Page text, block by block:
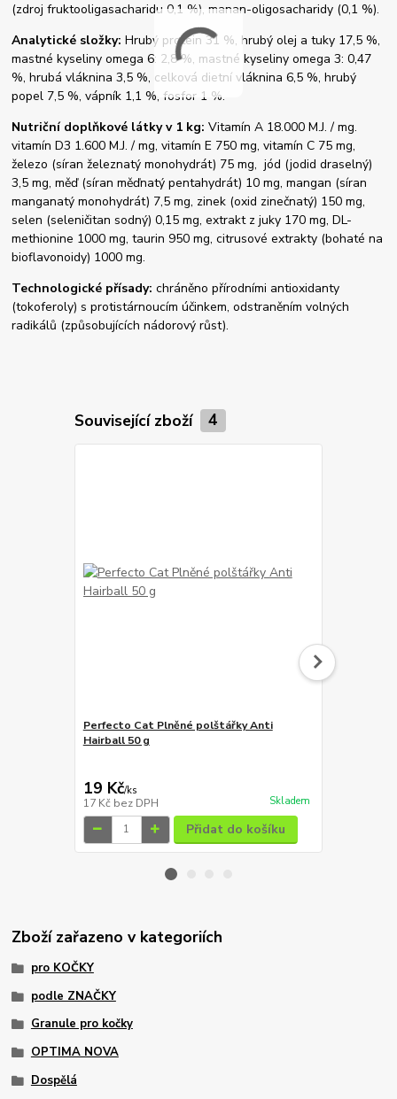
(zdroj fruktooligasacharidu 0,1 %), manan-oligosacharidy (0,1 %).
Analytické složky: Hrubý protein 31 %, hrubý olej a tuky 17,5 %,
mastné kyseliny omega 6: 2,8 %, mastné kyseliny omega 3: 0,47
%, hrubá vláknina 3,5 %, celková dietní vláknina 6,5 %, hrubý
popel 7,5 %, vápník 1,1 %, fosfor 1 %.
Nutriční doplňkové látky v 1 kg: Vitamín A 18.000 M.J. / mg.
vitamín D3 1.600 M.J. / mg, vitamín E 750 mg, vitamín C 75 mg,
železo (síran železnatý monohydrát) 75 mg, jód (jodid draselný)
3,5 mg, měď (síran měďnatý pentahydrát) 10 mg, mangan (síran
manganatý monohydrát) 7,5 mg, zinek (oxid zinečnatý) 150 mg,
selen (seleničitan sodný) 0,15 mg, extrakt z juky 170 mg, DL-
methionine 1000 mg, taurin 950 mg, citrusové extrakty (bohaté na
bioflavonoidy) 1000 mg.
Technologické přísady: chráněno přírodními antioxidanty
(tokoferoly) s protistárnoucím účinkem, odstraněním volných
radikálů (způsobujících nádorový růst).
Související zboží 4
Perfecto Cat Plněné polštářky Anti
Hairball 50 g
19 Kč/ks
17 Kč bez DPH Skladem
Přidat do košíku
Zboží zařazeno v kategoriích
pro KOČKY
podle ZNAČKY
Granule pro kočky
OPTIMA NOVA
Dospělá